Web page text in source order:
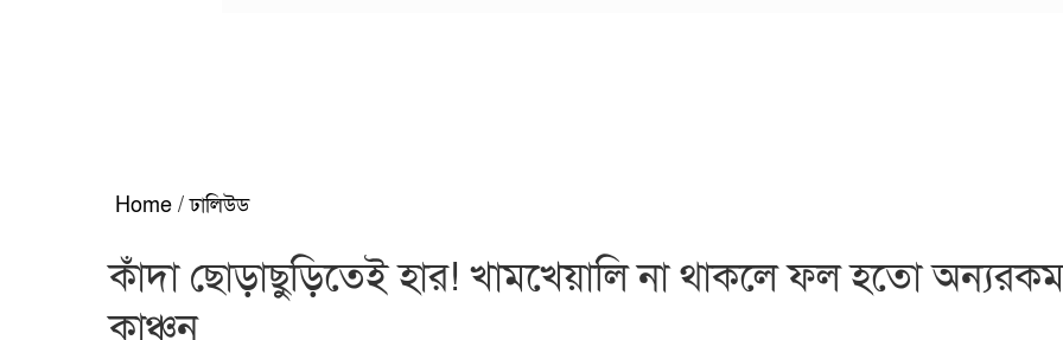
Home / ঢালিউড
কাঁদা ছোড়াছুড়িতেই হার! খামখেয়ালি না থাকলে ফল হতো
কাঞ্চন